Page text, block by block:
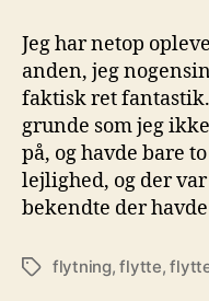
Jeg har netop
anden, jeg
faktisk ret
grunde som jeg
på, og havde bare
lejlighed, og der
bekendte der
Tagsflytning,flytte,